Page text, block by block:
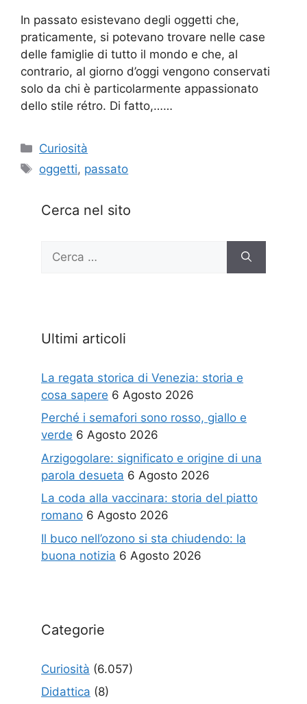
In passato esistevano degli oggetti che,
praticamente, si potevano trovare nelle case
delle famiglie di tutto il mondo e che, al
contrario, al giorno d’oggi vengono conservati
solo da chi è particolarmente appassionato
dello stile rétro. Di fatto,……
Categorie
Curiosità
Tag
oggetti, passato
Cerca nel sito
per:
Ultimi articoli
La regata storica di Venezia: storia e
cosa sapere 6 Agosto 2026
Perché i semafori sono rosso, giallo e
verde 6 Agosto 2026
Arzigogolare: significato e origine di una
parola desueta 6 Agosto 2026
La coda alla vaccinara: storia del piatto
romano 6 Agosto 2026
Il buco nell’ozono si sta chiudendo: la
buona notizia 6 Agosto 2026
Categorie
Curiosità (6.057)
Didattica (8)